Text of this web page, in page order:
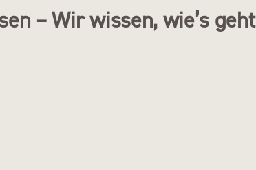
– Wir wissen, wie’s geht